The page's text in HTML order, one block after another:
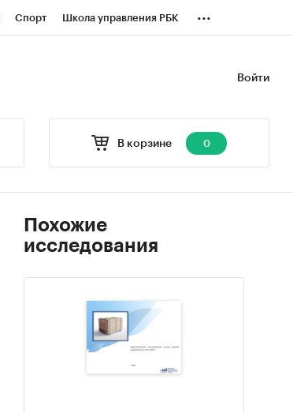
Спорт Школа управления РБК ...
Войти
В корзине 0
Похожие
исследования